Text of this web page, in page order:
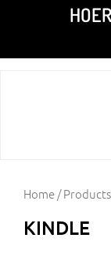
springen
Home/
KINDLE